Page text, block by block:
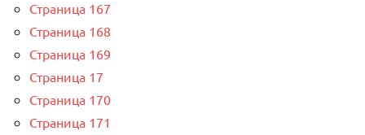
Страница 167
Страница 168
Страница 169
Страница 17
Страница 170
Страница 171